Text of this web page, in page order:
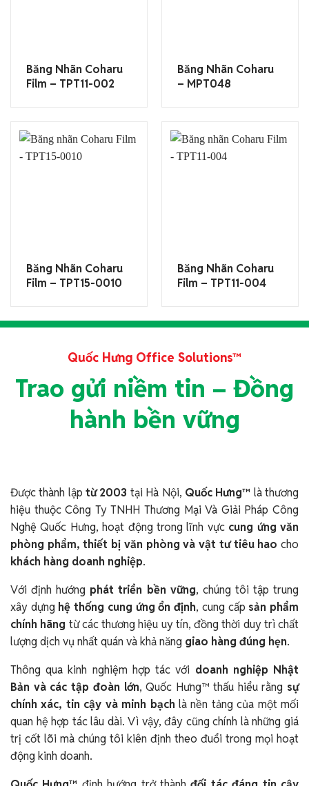
Băng Nhãn Coharu
Film – TPT11-002
Băng Nhãn Coharu
– MPT048
Băng Nhãn Coharu
Film – TPT15-0010
Băng Nhãn Coharu
Film – TPT11-004
Quốc Hưng Office Solutions™
Trao gửi niềm tin – Đồng
hành bền vững
Được thành lậptừ 2003 tại Hà Nội, Quốc Hưng™ là thương
hiệu thuộc Công Ty TNHH Thương Mại Và Giải Pháp Công
Nghệ Quốc Hưng, hoạt động trong lĩnh vực cung ứng văn
phòng phẩm, thiết bị văn phòng và vật tư tiêu hao cho
khách hàng doanh nghiệp.
Với định hướng phát triển bền vững, chúng tôi tập trung
xây dựng hệ thống cung ứng ổn định, cung cấp sản phẩm
chính hãng từ các thương hiệu uy tín, đồng thời duy trì chất
lượng dịch vụ nhất quán và khả năng giao hàng đúng hẹn.
Thông qua kinh nghiệm hợp tác với doanh nghiệp Nhật
Bản và các tập đoàn lớn, Quốc Hưng™ thấu hiểu rằng sự
chính xác, tin cậy và minh bạch là nền tảng của một mối
quan hệ hợp tác lâu dài. Vì vậy, đây cũng chính là những giá
trị cốt lõi mà chúng tôi kiên định theo đuổi trong mọi hoạt
động kinh doanh.